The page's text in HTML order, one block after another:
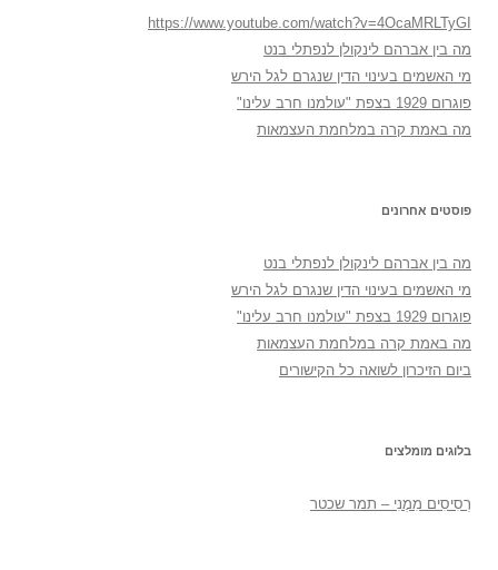
https://www.youtube.com/watch?v=4OcaMRLTyGI
מה בין אברהם לינקולן לנפתלי בנט
מי האשמים בעינוי הדין שנגרם לגל הירש
פוגרום 1929 בצפת "עולמנו חרב עלינו"
מה באמת קרה במלחמת העצמאות
פוסטים אחרונים
מה בין אברהם לינקולן לנפתלי בנט
מי האשמים בעינוי הדין שנגרם לגל הירש
פוגרום 1929 בצפת "עולמנו חרב עלינו"
מה באמת קרה במלחמת העצמאות
ביום הזיכרון לשואה כל הקישורים
בלוגים מומלצים
רְסִיסִים מִמֶנִי – תמר שכטר